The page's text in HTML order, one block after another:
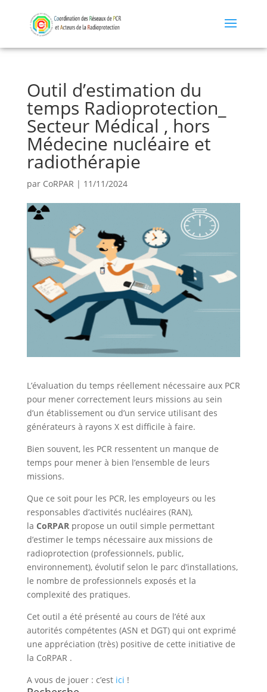
Outil d’estimation du
temps Radioprotection_
Secteur Médical , hors
Médecine nucléaire et
radiothérapie
par CoRPAR | 11/11/2024
L’évaluation du temps réellement nécessaire aux PCR
pour mener correctement leurs missions au sein
d’un établissement ou d’un service utilisant des
générateurs à rayons X est difficile à faire.
Bien souvent, les PCR ressentent un manque de
temps pour mener à bien l’ensemble de leurs
missions.
Que ce soit pour les PCR, les employeurs ou les
responsables d’activités nucléaires (RAN),
la CoRPAR propose un outil simple permettant
d’estimer le temps nécessaire aux missions de
radioprotection (professionnels, public,
environnement), évolutif selon le parc d’installations,
le nombre de professionnels exposés et la
complexité des pratiques.
Cet outil a été présenté au cours de l’été aux
autorités compétentes (ASN et DGT) qui ont exprimé
une appréciation (très) positive de cette initiative de
la CoRPAR .
A vous de jouer : c’est ici !